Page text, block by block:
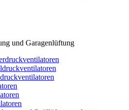
und Garagenlüftung